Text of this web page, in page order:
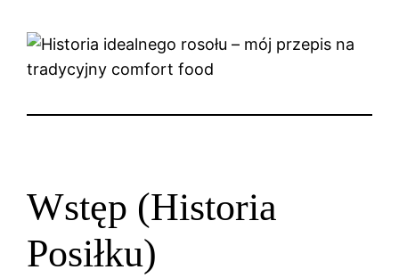
Wstęp (Historia
Posiłku)